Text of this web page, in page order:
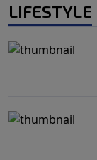
LIFESTYLE